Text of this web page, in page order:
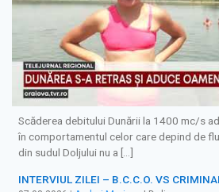
Scăderea debitului Dunării la 1400 mc/s
în comportamentul celor care depind de
din sudul Doljului nu a […]
INTERVIUL ZILEI – B.C.C.O. VS